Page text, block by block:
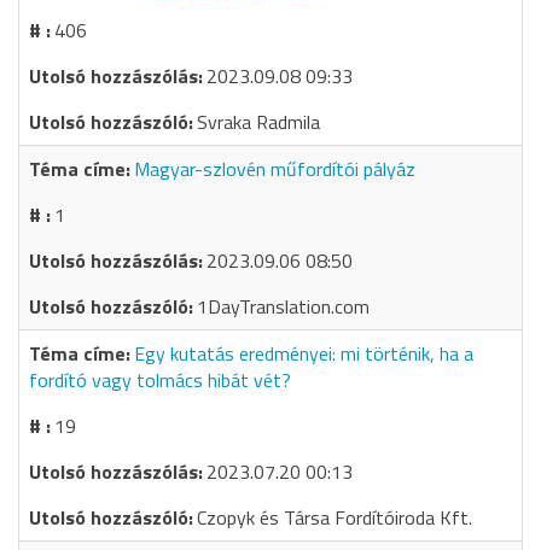
406
2023.09.08 09:33
Svraka Radmila
Magyar-szlovén műfordítói pályáz
1
2023.09.06 08:50
1DayTranslation.com
Egy kutatás eredményei: mi történik, ha a
fordító vagy tolmács hibát vét?
19
2023.07.20 00:13
Czopyk és Társa Fordítóiroda Kft.